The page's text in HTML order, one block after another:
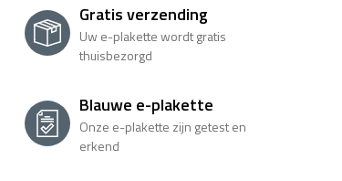
Gratisverzending
Uw e-plakette wordt gratis
thuisbezorgd
Blauwe e-plakette
Onze e-plakette zijn getest en
erkend